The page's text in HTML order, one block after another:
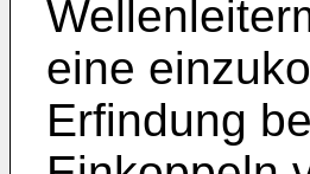
eine
Erfindung